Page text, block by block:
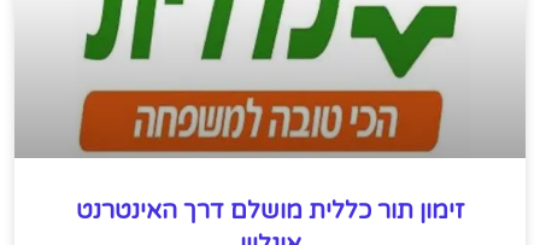
זימון תור כללית מושלם דרך האינטרנט